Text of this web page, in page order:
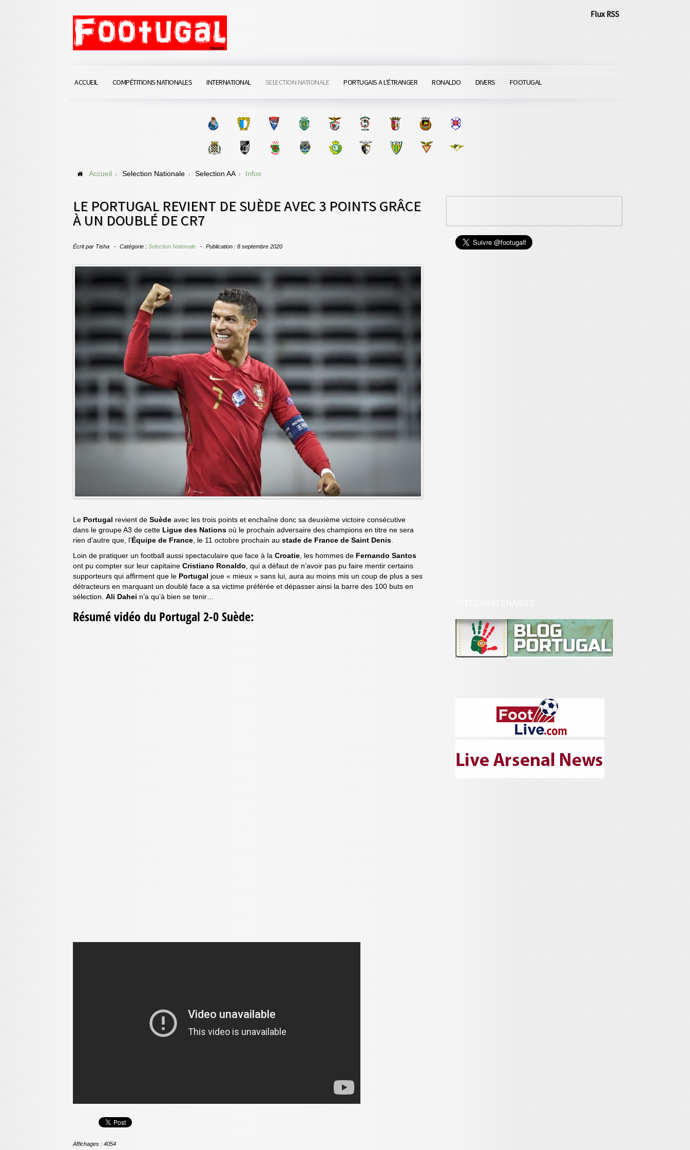
Flux RSS
ACCUEIL COMPÉTITIONS NATIONALES INTERNATIONAL SELECTION NATIONALE PORTUGAIS A L'ÉTRANGER RONALDO DIVERS FOOTUGAL
Accueil Selection Nationale Selection AA Infos
LE PORTUGAL REVIENT DE SUÈDE AVEC 3 POINTS GRÂCE
À UN DOUBLÉ DE CR7
Écrit par Tisha Catégorie : Selection Nationale Publication : 8 septembre 2020
Le Portugal revient de Suède avec les trois points et enchaîne donc sa deuxième victoire consécutive
dans le groupe A3 de cette Ligue des Nations où le prochain adversaire des champions en titre ne sera
rien d’autre que, l’ Équipe de France, le 11 octobre prochain au stade de France de Saint Denis.
Loin de pratiquer un football aussi spectaculaire que face à la Croatie, les hommes de Fernando Santos
ont pu compter sur leur capitaine Cristiano Ronaldo, qui a défaut de n’avoir pas pu faire mentir certains
supporteurs qui affirment que le Portugal joue « mieux » sans lui, aura au moins mis un coup de plus a ses
détracteurs en marquant un doublé face a sa victime préférée et dépasser ainsi la barre des 100 buts en
sélection. Ali Dahei n’a qu’à bien se tenir…
Résumé vidéo du Portugal 2-0 Suède:
Affichages : 4054
SITES PARTENAIRES